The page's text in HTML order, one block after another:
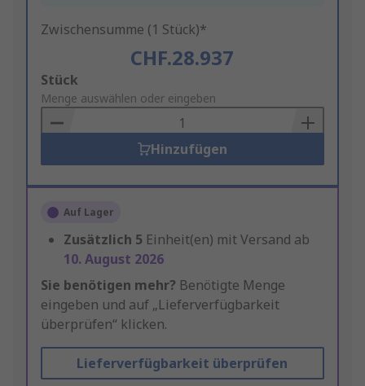
Zwischensumme (1 Stück)*
CHF.28.937
Add
to
Basket
Stück
Menge auswählen oder eingeben
Hinzufügen
Auf Lager
Zusätzlich 5 Einheit(en) mit Versand ab
10. August 2026
Sie benötigen mehr? Benötigte Menge
eingeben und auf „Lieferverfügbarkeit
überprüfen“ klicken.
Lieferverfügbarkeit überprüfen